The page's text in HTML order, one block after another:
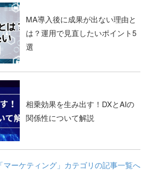
MA導入後に成果が出ない理由と
は？運用で見直したいポイント5
選
相乗効果を生み出す！DXとAIの
関係性について解説
「マーケティング」カテゴリの記事一覧へ